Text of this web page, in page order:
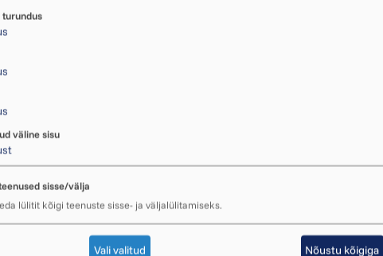
turundus
väline sisu
sisse/välja
lülitit kõigi teenuste sisse- ja väljalülitamiseks.
Vali valitud Nõustu kõigiga